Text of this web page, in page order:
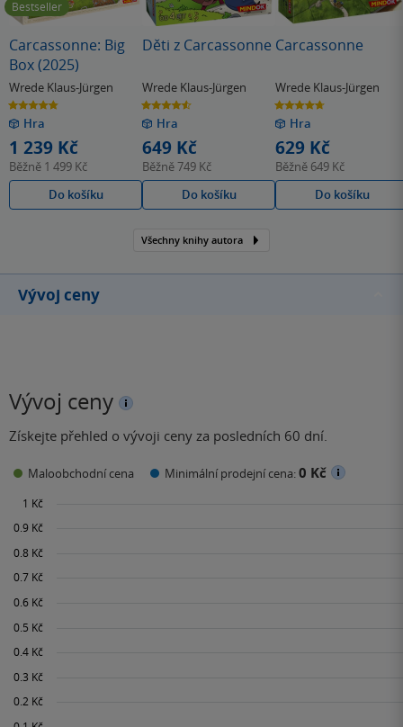
Bestseller
Carcassonne: Big
Box (2025)
Wrede Klaus-Jürgen
4.8
z
5
hvězdiček
Hra
1 239 Kč
Běžně 1 499 Kč
Do košíku
Děti z Carcassonne
Wrede Klaus-Jürgen
4.6
z
5
hvězdiček
Hra
649 Kč
Běžně749 Kč
Do košíku
Carcassonne
Wrede Klaus-Jürgen
4.7
z
5
hvězdiček
Hra
629 Kč
Běžně 649 Kč
Do košíku
Všechny knihy autora
Vývoj ceny
Vývoj ceny
Získejte přehled o vývoji ceny za posledních 60 dní.
Maloobchodní cena Minimální prodejní cena:0 Kč